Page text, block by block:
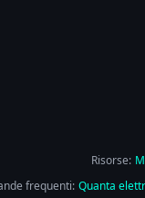
Risorse:
frequenti: Quanta